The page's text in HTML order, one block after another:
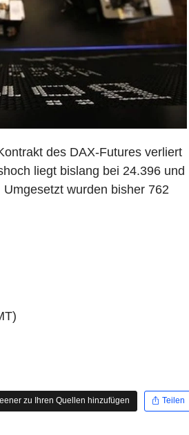
des DAX-Futures verliert
liegt bislang bei 24.396 und
wurden bisher 762
zu Ihren Quellen hinzufügen Teilen